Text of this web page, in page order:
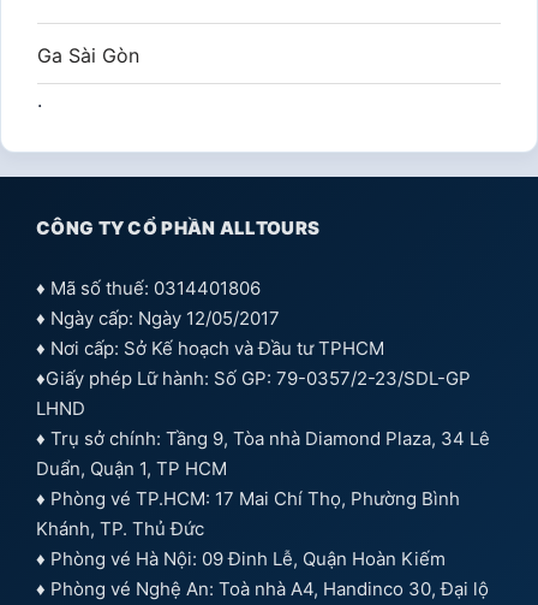
Ga Sài Gòn
.
CÔNG TY CỔ PHẦN ALLTOURS
♦ Mã số thuế: 0314401806
♦ Ngày cấp: Ngày 12/05/2017
♦ Nơi cấp: Sở Kế hoạch và Đầu tư TPHCM
♦Giấy phép Lữ hành: Số GP: 79-0357/2-23/SDL-GP
LHND
♦ Trụ sở chính: Tầng 9, Tòa nhà Diamond Plaza, 34 Lê
Duẩn, Quận 1, TP HCM
♦ Phòng vé TP.HCM: 17 Mai Chí Thọ, Phường Bình
Khánh, TP. Thủ Đức
♦ Phòng vé Hà Nội: 09 Đinh Lễ, Quận Hoàn Kiếm
♦ Phòng vé Nghệ An: Toà nhà A4, Handinco 30, Đại lộ